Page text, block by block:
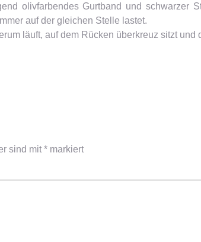
olivfarbendes Gurtband und schwarzer
auf der gleichen Stelle lastet.
läuft, auf dem Rücken überkreuz sitzt und
sind mit * markiert